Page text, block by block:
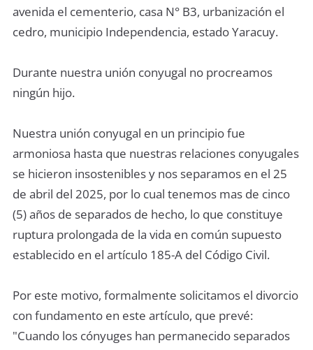
avenida el cementerio, casa N° B3, urbanización el
cedro, municipio Independencia, estado Yaracuy.
Durante nuestra unión conyugal no procreamos
ningún hijo.
Nuestra unión conyugal en un principio fue
armoniosa hasta que nuestras relaciones conyugales
se hicieron insostenibles y nos separamos en el 25
de abril del 2025, por lo cual tenemos mas de cinco
(5) años de separados de hecho, lo que constituye
ruptura prolongada de la vida en común supuesto
establecido en el artículo 185-A del Código Civil.
Por este motivo, formalmente solicitamos el divorcio
con fundamento en este artículo, que prevé:
"Cuando los cónyuges han permanecido separados